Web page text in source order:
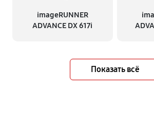
imageRUNNER
ADVANCE DX 617i
Показать всё